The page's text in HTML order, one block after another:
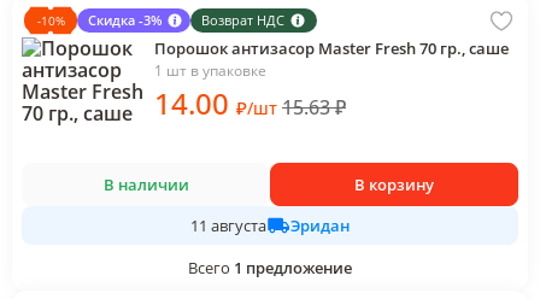
-10% Скидка -3% Возврат НДС
Порошок антизасор Master Fresh 70 гр., саше
1 шт в упаковке
14.00 ₽/шт 15.63₽
В наличии
В корзину
11 августа
Эридан
Всего 1 предложение